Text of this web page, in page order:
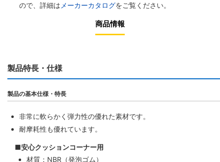
ので、詳細は メーカーカタログをご覧ください。
商品情報
製品特長・仕様
製品の基本仕様・特長
非常に軟らかく弾力性の優れた素材です。
耐摩耗性も優れています。
■安心クッションコーナー用
材質：NBR（発泡ゴム）